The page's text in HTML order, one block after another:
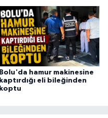
Bolu'da hamur makinesine
kaptırdığı eli bileğinden
koptu